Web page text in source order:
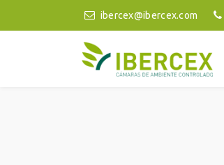
ibercex@ibercex.com